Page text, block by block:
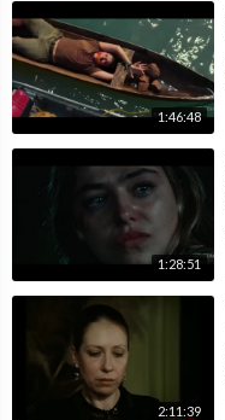
1:46:48
1:28:51
2:11:39